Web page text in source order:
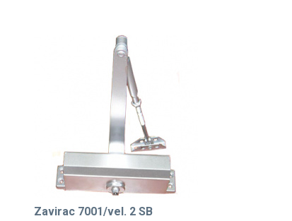
Zavirac 7001/vel. 2 SB